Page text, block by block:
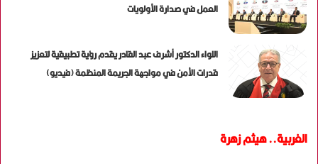
العمل في صدارة الأولويات
اللواء الدكتور أشرف عبد القادر يقدم رؤية تطبيقية لتعزيز
قدرات الأمن في مواجهة الجريمة المنظمة (فيديو)
الغربية.. هيثم زهرة